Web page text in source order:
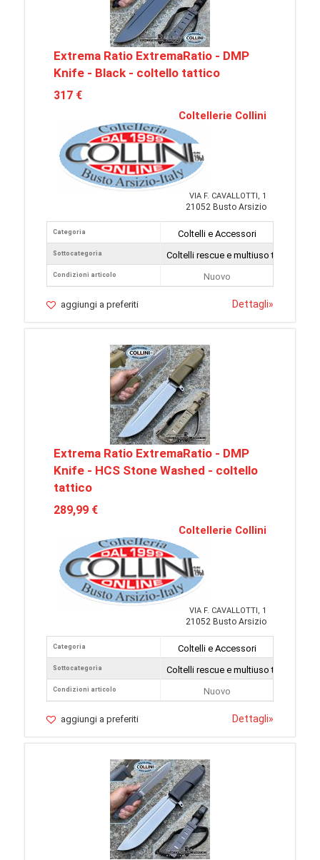
Extrema Ratio ExtremaRatio - DMP
Knife - Black - coltello tattico
317 €
Coltellerie Collini
VIA F. CAVALLOTTI, 1
21052 Busto Arsizio
Categoria
Sottocategoria
Condizioni articolo
Coltelli e Accessori
Coltelli rescue e multiuso tattici
Nuovo
aggiungi a preferiti Dettagli»
Extrema Ratio ExtremaRatio - DMP
Knife - HCS Stone Washed - coltello
tattico
289,99 €
Coltellerie Collini
VIA F. CAVALLOTTI, 1
21052 Busto Arsizio
Categoria
Sottocategoria
Condizioni articolo
Coltelli e Accessori
Coltelli rescue e multiuso tattici
Nuovo
aggiungi a preferiti Dettagli»